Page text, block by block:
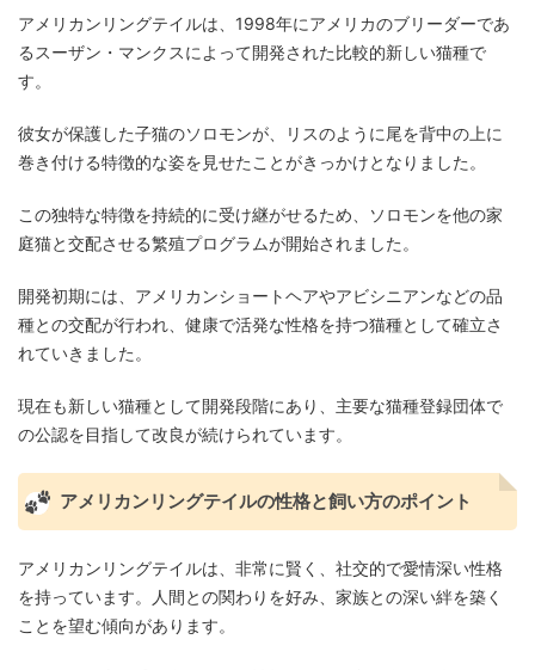
アメリカンリングテイルは、1998年にアメリカのブリーダーであ
るスーザン・マンクスによって開発された比較的新しい猫種で
す。
彼女が保護した子猫のソロモンが、リスのように尾を背中の上に
巻き付ける特徴的な姿を見せたことがきっかけとなりました。
この独特な特徴を持続的に受け継がせるため、ソロモンを他の家
庭猫と交配させる繁殖プログラムが開始されました。
開発初期には、アメリカンショートヘアやアビシニアンなどの品
種との交配が行われ、健康で活発な性格を持つ猫種として確立さ
れていきました。
現在も新しい猫種として開発段階にあり、主要な猫種登録団体で
の公認を目指して改良が続けられています。
アメリカンリングテイルの性格と飼い方のポイント
アメリカンリングテイルは、非常に賢く、社交的で愛情深い性格
を持っています。人間との関わりを好み、家族との深い絆を築く
ことを望む傾向があります。